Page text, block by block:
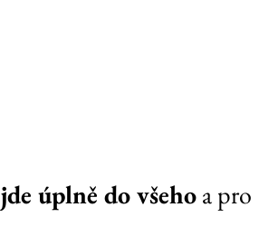
jde úplně do všeho a pro